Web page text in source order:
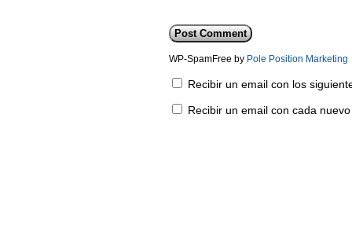
WP-SpamFree by Pole Position Marketing
Recibir un email con los
Recibir un email con cada